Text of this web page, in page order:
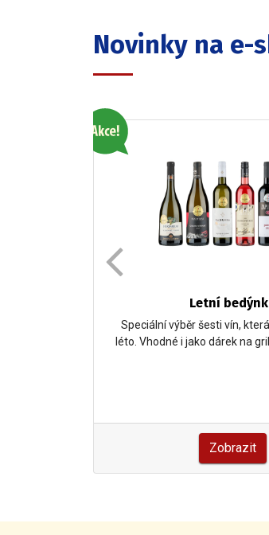
Novinky na e-
Letní
Speciální výběr šesti vín,
léto. Vhodné i jako dárek na
Zobrazit